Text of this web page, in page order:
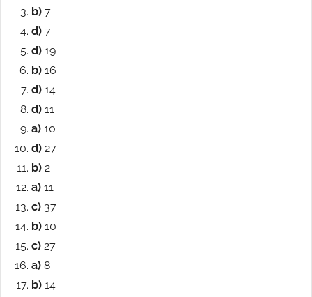
b) 7
d) 7
d) 19
b) 16
d) 14
d) 11
a) 10
d) 27
b) 2
a) 11
c) 37
b) 10
c) 27
a) 8
b) 14